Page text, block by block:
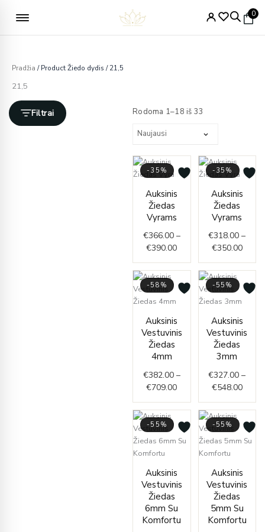
0
Pradžia / Product Žiedo dydis / 21,5
21,5
Filtrai Rodoma 1–18 iš 33
-35%
Auksinis
Žiedas
Vyrams
€366.00 –
€390.00
range:
€390.00
-35%
Auksinis
Žiedas
Vyrams
€318.00 –
€350.00
range:
-58%
Auksinis
Vestuvinis
Žiedas
4mm
€382.00 –
€709.00
range:
€382.00
-55%
Auksinis
Vestuvinis
Žiedas
3mm
€327.00 –
€548.00
range:
-55%
Auksinis
Vestuvinis
Žiedas
6mm Su
Komfortu
€873.00
€1,365.00
-55%
Auksinis
Vestuvinis
Žiedas
5mm Su
Komfortu